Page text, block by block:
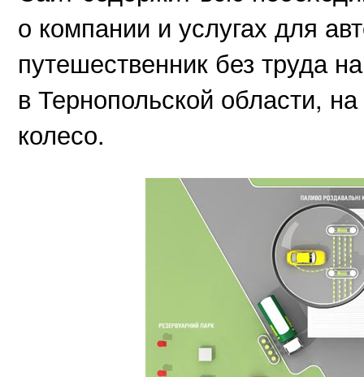
о компании и услугах для
путешественник без труда
в Тернопольской области,
колесо.